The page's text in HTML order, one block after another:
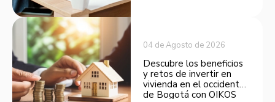
04 de Agosto de 2026
Descubre los beneficios
y retos de invertir en
vivienda en el occidente
de Bogotá con OIKOS